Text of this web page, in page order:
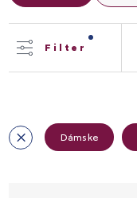
Filter
Dámske